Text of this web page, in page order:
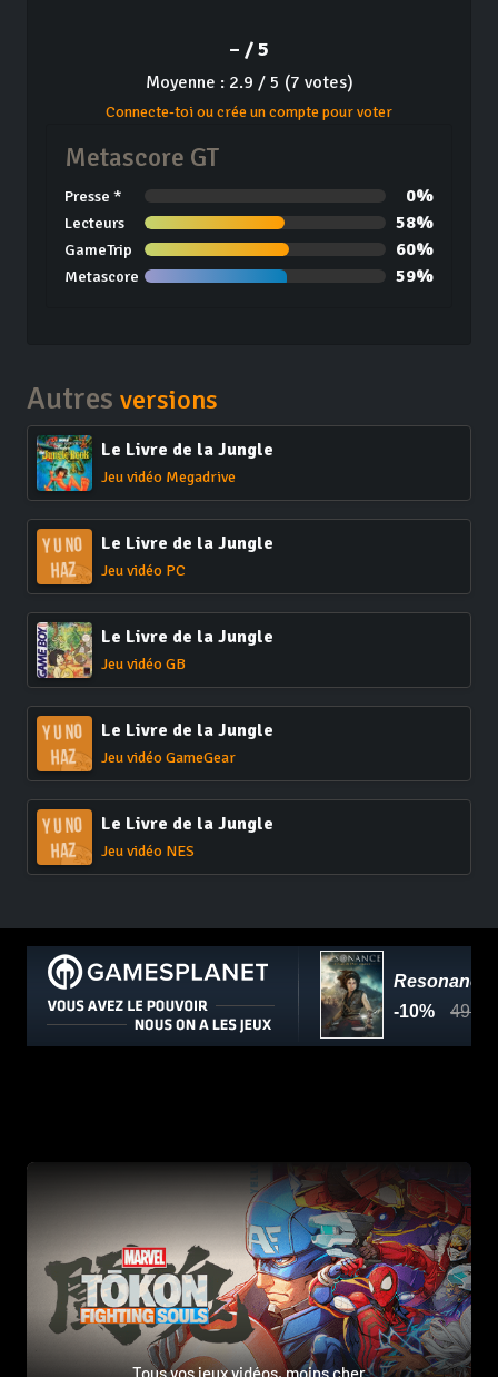
– / 5
Moyenne : 2.9 / 5 (7 votes)
Connecte-toi ou crée un compte pour voter
Metascore GT
Presse * 0%
Lecteurs 58%
GameTrip 60%
Metascore 59%
Autres versions
Le Livre de la Jungle
Jeu vidéo Megadrive
Le Livre de la Jungle
Jeu vidéo PC
Le Livre de la Jungle
Jeu vidéo GB
Le Livre de la Jungle
Jeu vidéo GameGear
Le Livre de la Jungle
Jeu vidéo NES
Tous vos jeux vidéos, moins cher